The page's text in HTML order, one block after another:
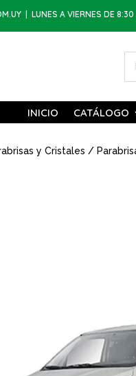
| LUNES A VIERNES DE 8:30
INICIO CATÁLOGO
y Cristales /